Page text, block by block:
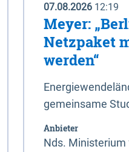
07.08.2026 12:19
Meyer:
Netzpaket
werden“
gemeinsame
Anbieter
Nds. Ministerium